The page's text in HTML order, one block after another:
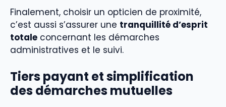
Finalement, choisir un opticien de proximité,
c’est aussi s’assurer une tranquillité d’esprit
totale concernant les démarches
administratives et le suivi.
Tiers payant et simplification
des démarches mutuelles